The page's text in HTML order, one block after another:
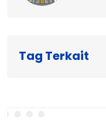
Tag Terkait